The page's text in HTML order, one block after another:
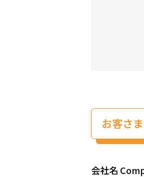
お客さ
会社名